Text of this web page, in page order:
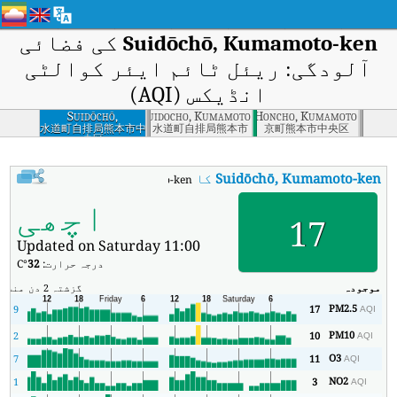
Suidōchō, Kumamoto-kenکی فضائی
آلودگی: ریئل ٹائم ایئر کوالٹی
انڈیکس (AQI)
Suidōchō,
Kumamoto-ken
水道町自排局熊本市中
央区
Suidocho, Kumamoto
水道町自排局熊本市
Kyomachi Honcho, Kumamoto
京町熊本市中央区
Suidōchō, Kumamoto-kenکا AQI Suidōchō, Kumamoto-ken کا ریئل ٹائم ایئر کوالٹی انڈیکس (AQI)۔
17 اچھی
Updated on Saturday 11:00
درجہ حرارت:32
°C
موجودہ گزشتہ 2 دن منٹ
PM2.5AQI
17
9
PM10AQI
10
2
O3AQI
11
7
NO2AQI
3
1